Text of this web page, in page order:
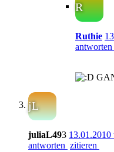
R
Ruthie
antworten
jL
juliaL493 13.01.2010
antworten zitieren